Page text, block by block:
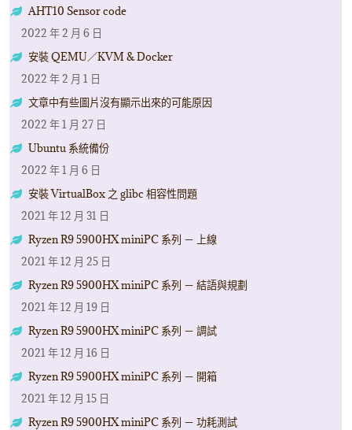
AHT10 Sensor code
2022 年 2 月 6 日
安裝 QEMU／KVM & Docker
2022 年 2 月 1 日
文章中有些圖片沒有顯示出來的可能原因
2022 年 1 月 27 日
Ubuntu 系統備份
2022 年 1 月 6 日
安裝 VirtualBox 之 glibc 相容性問題
2021 年 12 月 31 日
Ryzen R9 5900HX miniPC 系列 － 上線
2021 年 12 月 25 日
Ryzen R9 5900HX miniPC 系列 － 結語與規劃
2021 年 12 月 19 日
Ryzen R9 5900HX miniPC 系列 － 調試
2021 年 12 月 16 日
Ryzen R9 5900HX miniPC 系列 － 開箱
2021 年 12 月 15 日
Ryzen R9 5900HX miniPC 系列 － 功耗測試